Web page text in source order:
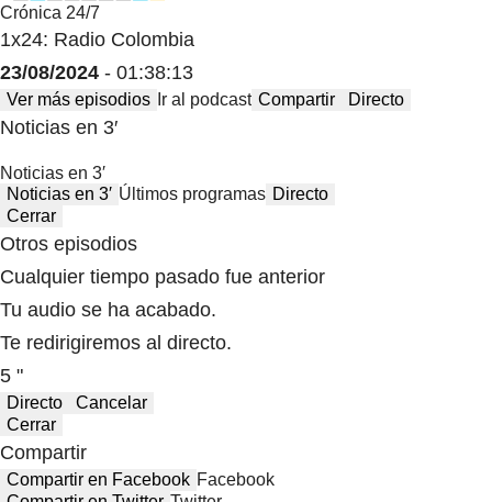
Crónica 24/7
1x24: Radio Colombia
23/08/2024 - 01:38:13
Ver más episodios Ir al podcast Compartir Directo
Noticias en 3′
Noticias en 3′
Noticias en 3′ Últimos programas Directo
Cerrar
Otros episodios
Cualquier tiempo pasado fue anterior
Tu audio se ha acabado.
Te redirigiremos al directo.
5 "
Directo
Cancelar
Cerrar
Compartir
Compartir en Facebook Facebook